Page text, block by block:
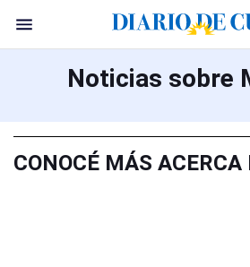
Noticias sobre
CONOCÉ MÁS